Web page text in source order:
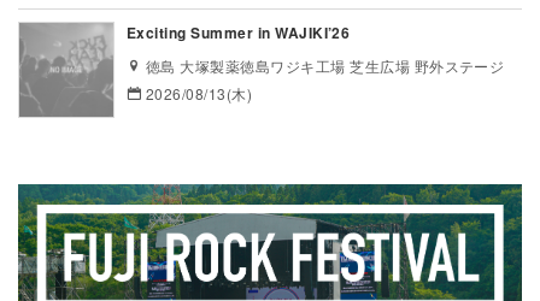
Exciting Summer in WAJIKI’26
徳島 大塚製薬徳島ワジキ工場 芝生広場 野外ステージ
2026/08/13(木)